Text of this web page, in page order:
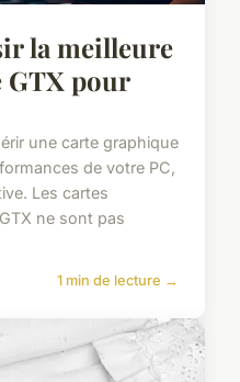
la meilleure
GTX pour
une carte graphique
de votre PC,
Les cartes
ne sont pas
1 min de lecture →